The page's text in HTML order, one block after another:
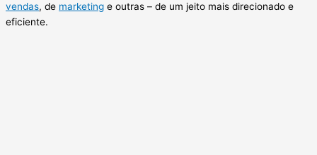
vendas, de marketing e outras – de um jeito mais direcionado e
eficiente.